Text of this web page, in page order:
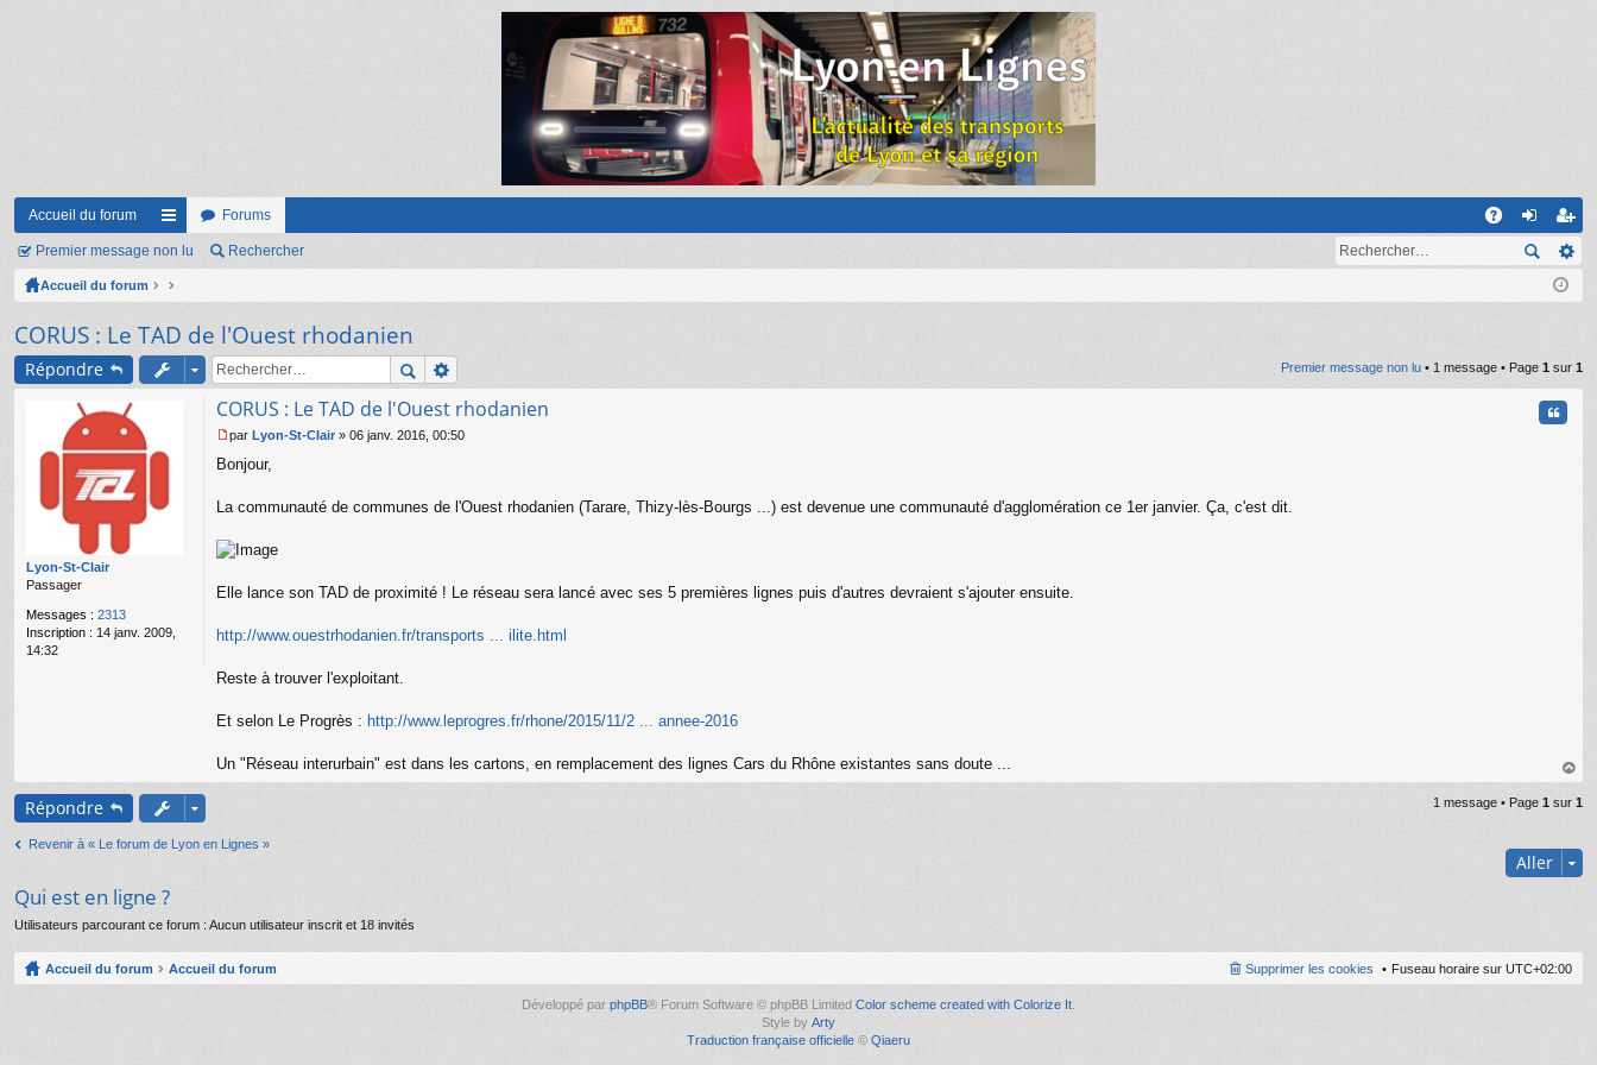
Accueil du forum
ac
co
ci
s
Forums
on ns
cri
Premier message non lu Rechercher
Accueil du forum
CORUS : Le TAD de l'Ouest rhodanien
Répondre Premier message non lu • 1 message • Page 1 sur 1
Lyon-St-Clair
Passager
Messages : 2313
Inscription : 14 janv. 2009,
14:32
CORUS : Le TAD de l'Ouest rhodanien
e
s
g
e
o
u
par Lyon-St-Clair » 06 janv. 2016, 00:50
Bonjour,
La communauté de communes de l'Ouest rhodanien (Tarare, Thizy-lès-Bourgs ...) est devenue une communauté d'agglomération ce 1er janvier. Ça, c'est dit.
Elle lance son TAD de proximité ! Le réseau sera lancé avec ses 5 premières lignes puis d'autres devraient s'ajouter ensuite.
http://www.ouestrhodanien.fr/transports ... ilite.html
Reste à trouver l'exploitant.
Et selon Le Progrès : http://www.leprogres.fr/rhone/2015/11/2 ... annee-2016
Un "Réseau interurbain" est dans les cartons, en remplacement des lignes Cars du Rhône existantes sans doute ...
au
t
Répondre 1 message • Page 1 sur 1
Revenir à « Le forum de Lyon en Lignes »
Aller
Qui est en ligne ?
Utilisateurs parcourant ce forum : Aucun utilisateur inscrit et 18 invités
Accueil du forum Accueil du forum Fuseau horaire sur UTC+02:00
Supprimer les cookies
Développé par phpBB® Forum Software © phpBB Limited Color scheme created with Colorize It
Style by Arty
Traduction française officielle © Qiaeru